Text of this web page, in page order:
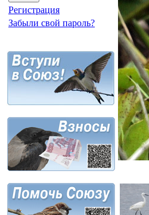
Регистрация
Забыли свой пароль?